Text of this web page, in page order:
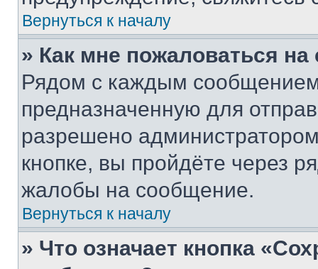
Вернуться к началу
» Как мне пожаловаться
Рядом с каждым сообщением
предназначенную для
разрешено
кнопке, вы пройдёте через
жалобы на сообщение.
Вернуться к началу
» Что означает кнопка